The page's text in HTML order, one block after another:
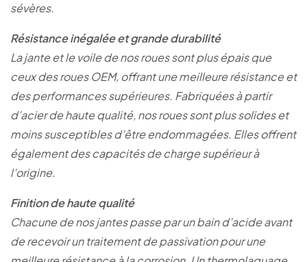
sévères.
Résistance inégalée et grande durabilité
La jante et le voile de nos roues sont plus épais que
ceux des roues OEM, offrant une meilleure résistance et
des performances supérieures. Fabriquées à partir
d’acier de haute qualité, nos roues sont plus solides et
moins susceptibles d’être endommagées. Elles offrent
également des capacités de charge supérieur à
l’origine.
Finition de haute qualité
Chacune de nos jantes passe par un bain d’acide avant
de recevoir un traitement de passivation pour une